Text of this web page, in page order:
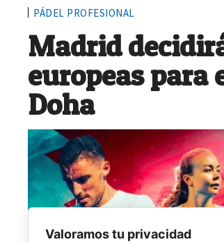
PÁDEL PROFESIONAL
Madrid
europeas para
Doha
Valoramos tu privacidad